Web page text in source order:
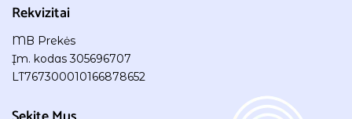
Rekvizitai
MB Prekės
Įm. kodas 305696707
LT767300010166878652